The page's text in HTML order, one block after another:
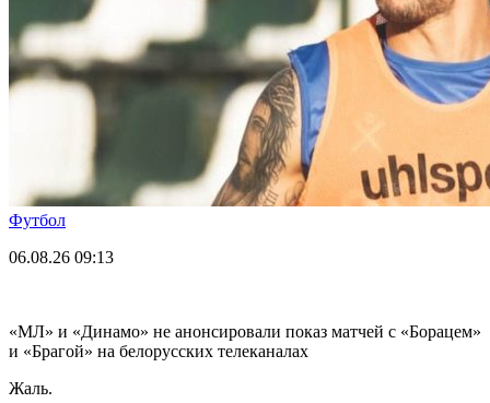
Футбол
06.08.26 09:13
«МЛ» и «Динамо» не анонсировали показ матчей с «Борацем»
и «Брагой» на белорусских телеканалах
Жаль.